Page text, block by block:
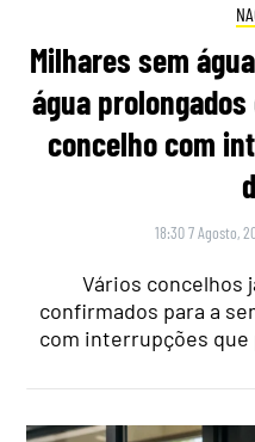
Milhares sem
água
concelho com
18:30 7 Agosto,
Vários concelhos
confirmados para a
com interrupções que